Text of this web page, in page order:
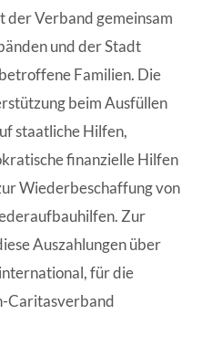
der Verband gemeinsam
und der Stadt
Familien. Die
beim Ausfüllen
staatliche Hilfen,
finanzielle Hilfen
Wiederbeschaffung von
Zur
Auszahlungen über
für die
Caritasverband